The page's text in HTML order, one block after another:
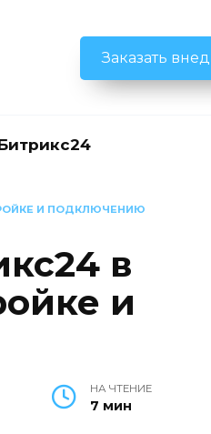
Заказать
И ПОДКЛЮЧЕНИЮ
в
и
НА ЧТЕНИЕ
7 мин